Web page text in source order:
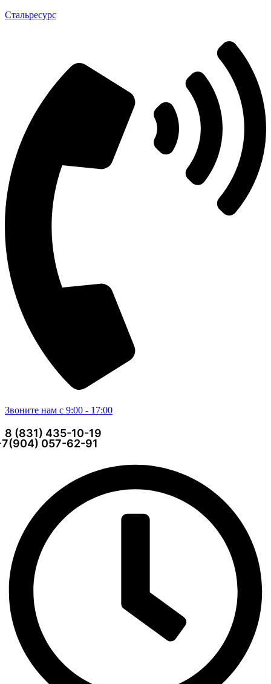
Стальресурс
Звоните нам с 9:00 - 17:00
8 (831) 435-10-19
057-62-91